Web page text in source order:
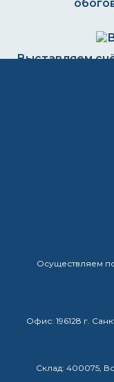
Выставляем
Можно ли
Почему
чем краска?
Для чего
Осуществляем
Офис: 196128 г.
Склад: 400075,